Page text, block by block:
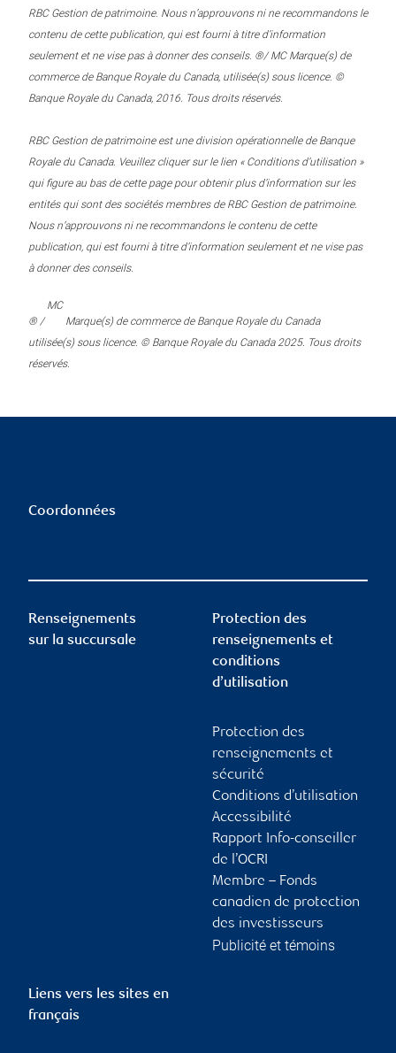
RBC Gestion de patrimoine. Nous n’approuvons ni ne recommandons le
contenu de cette publication, qui est fourni à titre d’information
seulement et ne vise pas à donner des conseils. ®/ MC Marque(s) de
commerce de Banque Royale du Canada, utilisée(s) sous licence. ©
Banque Royale du Canada, 2016. Tous droits réservés.
RBC Gestion de patrimoine est une division opérationnelle de Banque
Royale du Canada. Veuillez cliquer sur le lien « Conditions d’utilisation »
qui figure au bas de cette page pour obtenir plus d’information sur les
entités qui sont des sociétés membres de RBC Gestion de patrimoine.
Nous n’approuvons ni ne recommandons le contenu de cette
publication, qui est fourni à titre d’information seulement et ne vise pas
à donner des conseils.
® /
MC
Marque(s) de commerce de Banque Royale du Canada
utilisée(s) sous licence. © Banque Royale du Canada 2025. Tous droits
réservés.
Coordonnées
Renseignements
sur la succursale
Protection des
renseignements et
conditions
d’utilisation
Protection des
renseignements et
sécurité
Conditions d’utilisation
Accessibilité
Rapport Info-conseiller
de l’OCRI
Membre – Fonds
canadien de protection
des investisseurs
Publicité et témoins
Liens vers les sites en
français